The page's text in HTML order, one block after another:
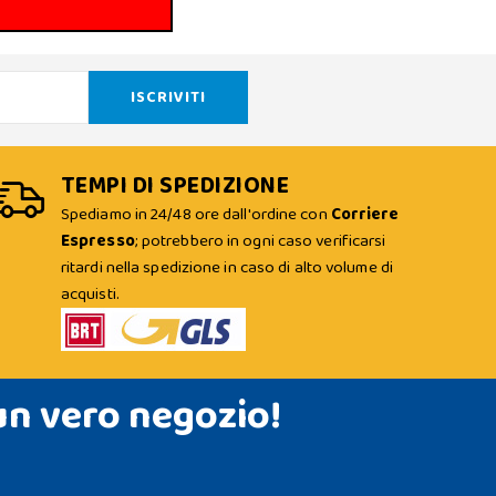
TEMPI DI SPEDIZIONE
Spediamo in 24/48 ore dall'ordine con Corriere
Espresso; potrebbero in ogni caso verificarsi
ritardi nella spedizione in caso di alto volume di
acquisti.
vero negozio!